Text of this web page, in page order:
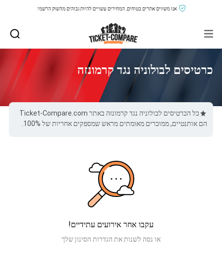
אנו משווים אתרים בטוחים, המחירים עשויים להיות גבוהים מהשוק הרשמי.
כרטיסים לבולוניה נגד קרמונזה
כל הכרטיסים לבולוניה נגד קרמונזה באתר Ticket-Compare.com
הם אותנטיים, ממוכרים מאומתים מראש שמספקים אחריות של 100%.
עקבו אחר אירועים עתידיים!
או נסה לשנות את הגדרות הסינון שלך